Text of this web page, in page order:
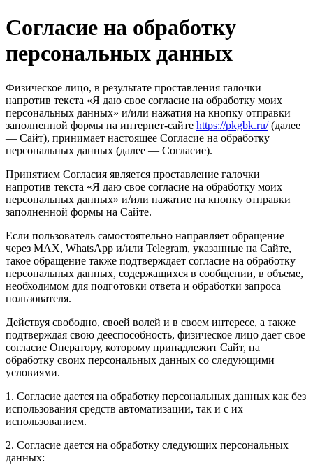
Согласие на обработку
персональных данных
Физическое лицо, в результате проставления галочки
напротив текста «Я даю свое согласие на обработку моих
персональных данных» и/или нажатия на кнопку отправки
заполненной формы на интернет-сайте https://pkgbk.ru/(далее
— Сайт), принимает настоящее Согласие на обработку
персональных данных (далее — Согласие).
Принятием Согласия является проставление галочки
напротив текста «Я даю свое согласие на обработку моих
персональных данных» и/или нажатие на кнопку отправки
заполненной формы на Сайте.
Если пользователь самостоятельно направляет обращение
через MAX, WhatsApp и/или Telegram, указанные на Сайте,
такое обращение также подтверждает согласие на обработку
персональных данных, содержащихся в сообщении, в объеме,
необходимом для подготовки ответа и обработки запроса
пользователя.
Действуя свободно, своей волей и в своем интересе, а также
подтверждая свою дееспособность, физическое лицо дает свое
согласие Оператору, которому принадлежит Сайт, на
обработку своих персональных данных со следующими
условиями.
1. Согласие дается на обработку персональных данных как без
использования средств автоматизации, так и с их
использованием.
2. Согласие дается на обработку следующих персональных
данных: